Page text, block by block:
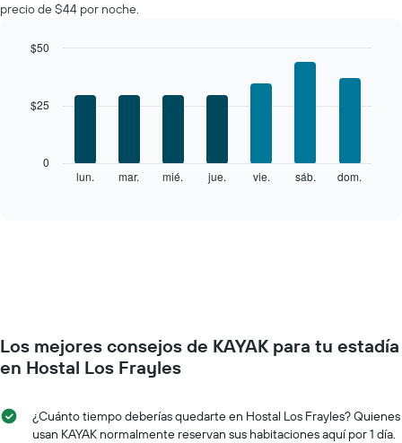
precio de $44 por noche.
siguiente
cada
día
semana
lun. mar. mié. jue. vie. sáb. dom.
0
$25
$50
Los mejores consejos de KAYAK para tu estadía
en Hostal Los Frayles
¿Cuánto tiempo deberías quedarte en Hostal Los Frayles? Quienes
usan KAYAK normalmente reservan sus habitaciones aquí por 1 día.